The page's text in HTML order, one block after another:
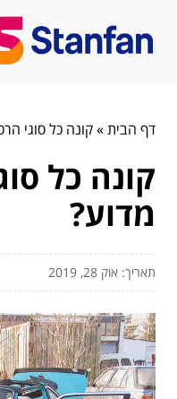
דף הבית»קונה כל סוגי
קונה כל
מדוע?
תאריך: אוק 28, 2019